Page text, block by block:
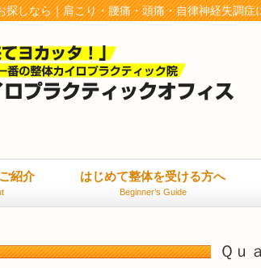
探しなら｜肩こり・腰痛・頭痛・自律神経失調症
紹介 はじめて整体を受ける方へ
Beginner’s Guide
Ｑｕ